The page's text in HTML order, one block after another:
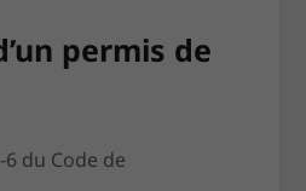
permis de
6 du Code de